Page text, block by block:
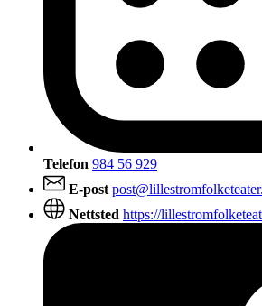
Telefon 984 56 929
E-post
Nettsted https://